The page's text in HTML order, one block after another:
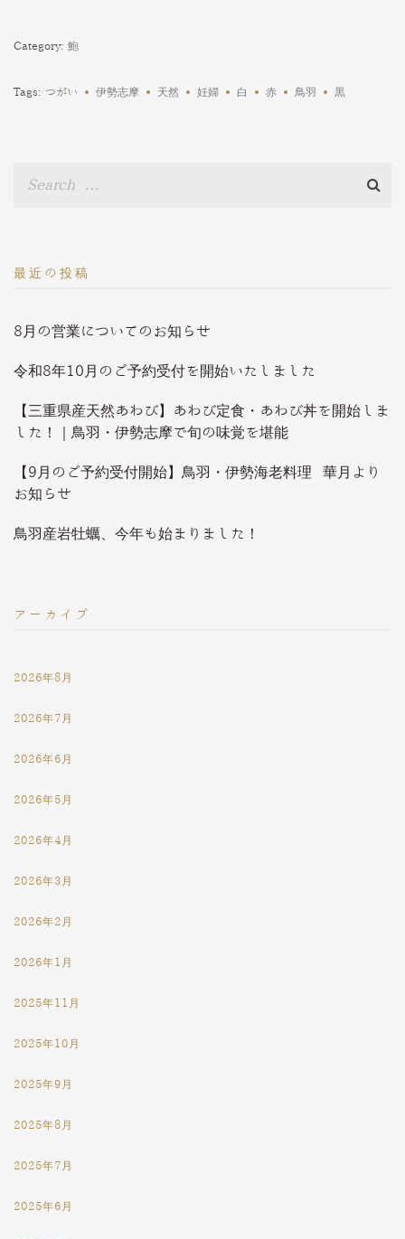
Category: 鮑
Tags: つがい 伊勢志摩 天然 妊婦 白 赤 鳥羽 黒
最近の投稿
8月の営業についてのお知らせ
令和8年10月のご予約受付を開始いたしました
【三重県産天然あわび】あわび定食・あわび丼を開始しま
した！｜鳥羽・伊勢志摩で旬の味覚を堪能
【9月のご予約受付開始】鳥羽・伊勢海老料理 華月より
お知らせ
鳥羽産岩牡蠣、今年も始まりました！
アーカイブ
2026年8月
2026年7月
2026年6月
2026年5月
2026年4月
2026年3月
2026年2月
2026年1月
2025年11月
2025年10月
2025年9月
2025年8月
2025年7月
2025年6月